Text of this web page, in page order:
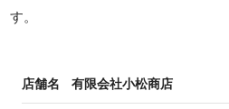
す。
店舗名 有限会社小松商店